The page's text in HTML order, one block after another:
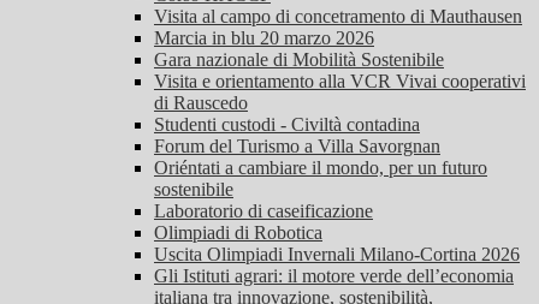
Visita al campo di concetramento di Mauthausen
Marcia in blu 20 marzo 2026
Gara nazionale di Mobilità Sostenibile
Visita e orientamento alla VCR Vivai cooperativi
di Rauscedo
Studenti custodi - Civiltà contadina
Forum del Turismo a Villa Savorgnan
Oriéntati a cambiare il mondo, per un futuro
sostenibile
Laboratorio di caseificazione
Olimpiadi di Robotica
Uscita Olimpiadi Invernali Milano-Cortina 2026
Gli Istituti agrari: il motore verde dell’economia
italiana tra innovazione, sostenibilità,